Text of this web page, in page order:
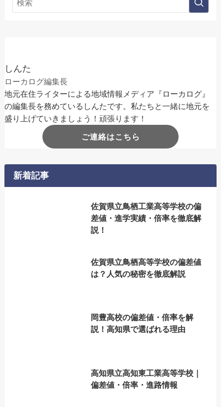
しんた
ローカログ編集長
地元在住ライターによる地域情報メディア『ローカログ』
の編集長を務めているしんたです。私たちと一緒に地元を
盛り上げていきましょう！頑張ります！
ご連絡はこちら
新着記事
佐賀県立鳥栖工業高等学校の偏
差値・進学実績・倍率を徹底解
説！
佐賀県立鳥栖高等学校の偏差値
は？人気の秘密を徹底解説
岡豊高校の偏差値・倍率を解
説！高知県で選ばれる理由
高知県立高知東工業高等学校｜
偏差値・倍率・進路情報